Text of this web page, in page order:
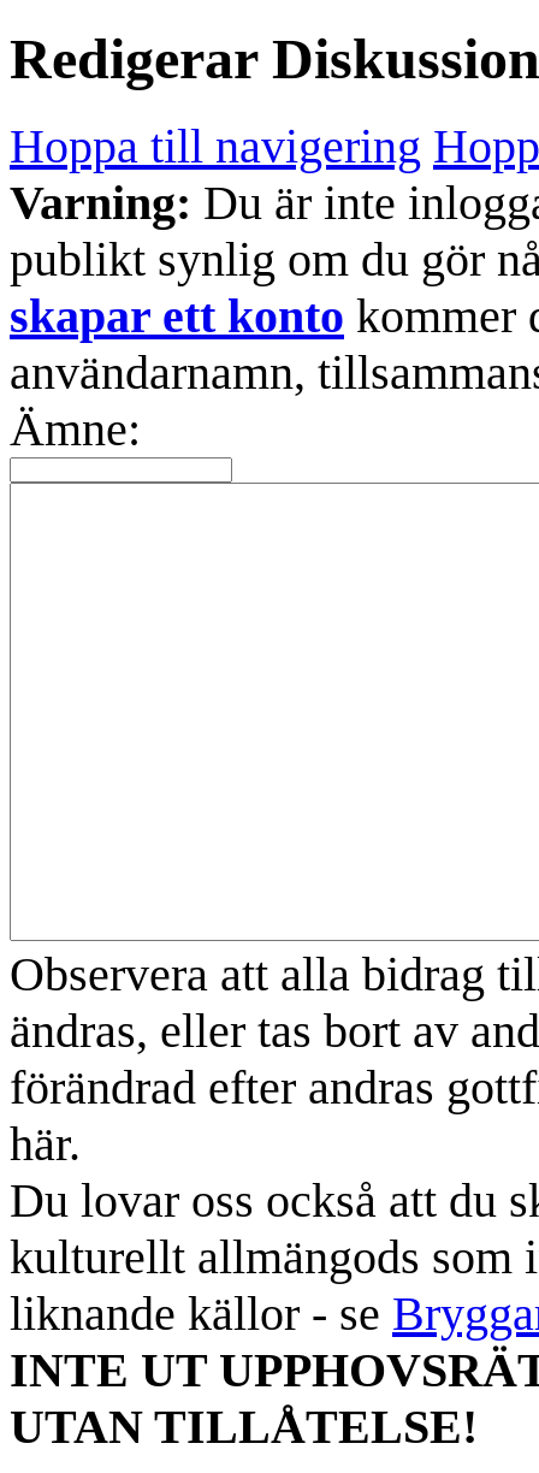
Redigerar
Hoppa till navigering
Varning: Du är inte
publikt synlig om du gör
skapar ett konto kommer
användarnamn,
Ämne:
Observera att alla bidrag
ändras, eller tas bort av
förändrad efter andras
här.
Du lovar oss också att du
kulturellt allmängods som
liknande källor - se
INTE UT
UTAN TILLÅTELSE!